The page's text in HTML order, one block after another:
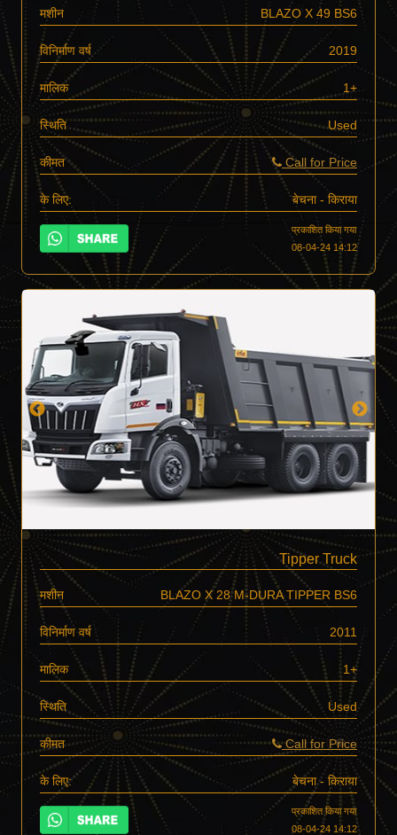
मशीन BLAZO X 49 BS6
विनिर्माण वर्ष 2019
मालिक 1+
स्थिति Used
कीमत Call for Price
के लिए: बेचना - किराया
प्रकाशित किया गया
08-04-24 14:12
Tipper Truck
मशीन BLAZO X 28 M-DURA TIPPER BS6
विनिर्माण वर्ष 2011
मालिक 1+
स्थिति Used
कीमत Call for Price
के लिए: बेचना - किराया
प्रकाशित किया गया
08-04-24 14:12